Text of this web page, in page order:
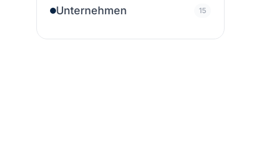
Unternehmen 15